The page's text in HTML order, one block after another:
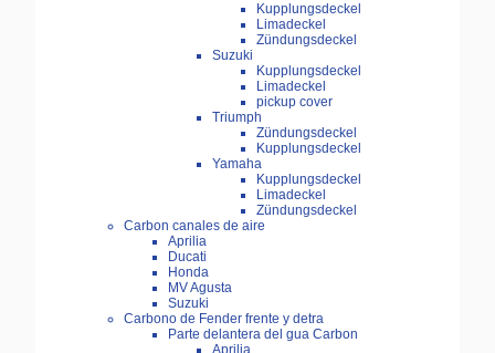
Kupplungsdeckel
Limadeckel
Zündungsdeckel
Suzuki
Kupplungsdeckel
Limadeckel
pickup cover
Triumph
Zündungsdeckel
Kupplungsdeckel
Yamaha
Kupplungsdeckel
Limadeckel
Zündungsdeckel
Carbon canales de aire
Aprilia
Ducati
Honda
MV Agusta
Suzuki
Carbono de Fender frente y detra
Parte delantera del gua Carbon
Aprilia